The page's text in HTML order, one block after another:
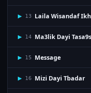
▶ 13 Laila Wisandaf
▶ 14 Ma3lik Dayi
▶ 15 Message
▶ 16 Mizi Dayi Tbadar